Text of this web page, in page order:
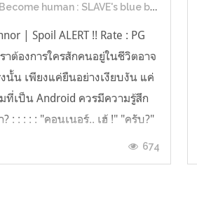
human : SLAVE's blue blood
| Spoil ALERT !! Rate : PG
าต้องการใครสักคนอยู่ในชีวิตอาจ
นั้น เพียงแค่ยืนอย่างเงียบงัน แค่
เป็น Android ควรมีความรู้สึก
: : : : : "คอนเนอร์.. เฮ้ !" "ครับ?"
ายวัยกลางคนตรงหน้า หลังจาก674